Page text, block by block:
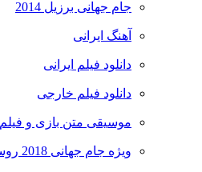
جام جهانی برزیل 2014
آهنگ ایرانی
دانلود فیلم ایرانی
دانلود فیلم خارجی
موسیقی متن بازی و فیلم
ویژه جام جهانی 2018 روسیه